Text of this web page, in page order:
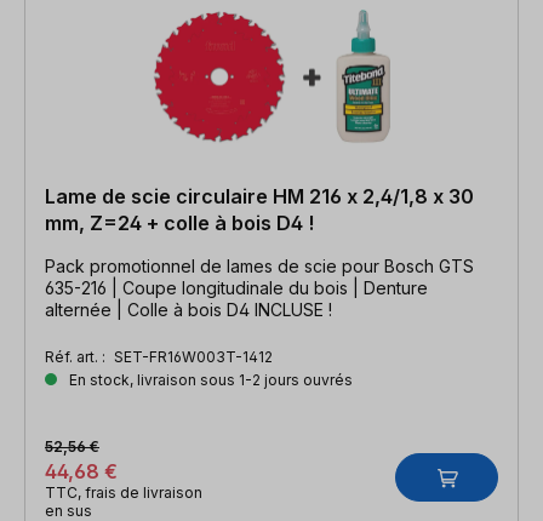
Lame de scie circulaire HM 216 x 2,4/1,8 x 30
mm, Z=24 + colle à bois D4 !
Pack promotionnel de lames de scie pour Bosch GTS
635-216 | Coupe longitudinale du bois | Denture
alternée | Colle à bois D4 INCLUSE !
Réf. art. : SET-FR16W003T-1412
En stock, livraison sous 1-2 jours ouvrés
44,68 €
52,56 €
TTC, frais de livraison
en sus